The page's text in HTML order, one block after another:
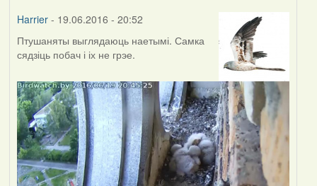
Harrier- 19.06.2016 - 20:52
Птушаняты выглядаюць наетымі. Самка
сядзіць побач і іх не грэе.